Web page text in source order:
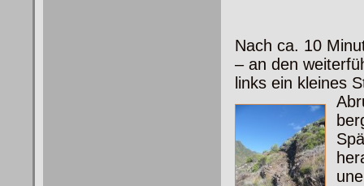
Nach ca. 10
– an den
links ein kleines